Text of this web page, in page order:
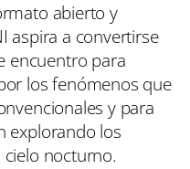
abierto y
aspira a convertirse
encuentro para
los fenómenos que
y para
explorando los
nocturno.